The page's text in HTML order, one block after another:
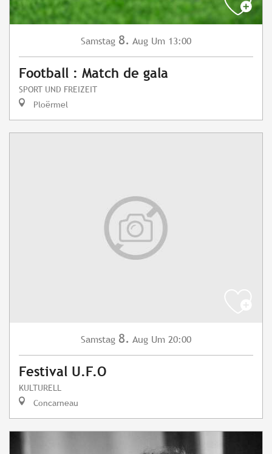
Samstag 8. Aug Um 13:00
Football : Match de gala
SPORT UND FREIZEIT
Ploërmel
Samstag 8. Aug Um 20:00
Festival U.F.O
KULTURELL
Concarneau